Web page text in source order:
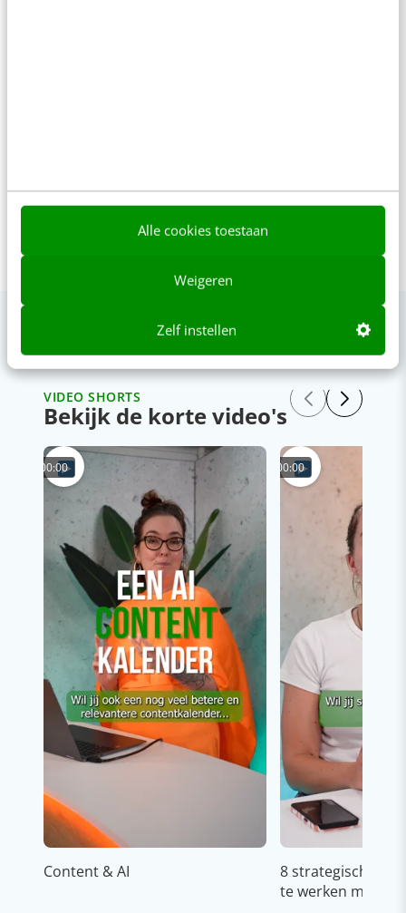
Alle cookies toestaan
Weigeren
Zelf instellen
VIDEO SHORTS
Bekijk de korte video's
00:00
Content & AI
00:00
8 strategische
te werken met